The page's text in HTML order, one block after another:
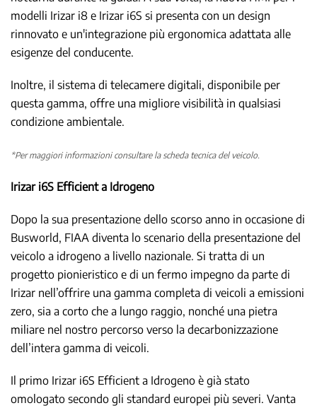
modelli Irizar i8 e Irizar i6S si presenta con un design
rinnovato e un'integrazione più ergonomica adattata alle
esigenze del conducente.
Inoltre, il sistema di telecamere digitali, disponibile per
questa gamma, offre una migliore visibilità in qualsiasi
condizione ambientale.
*Per maggiori informazioni consultare la scheda tecnica del veicolo.
Irizar i6S Efficient a Idrogeno
Dopo la sua presentazione dello scorso anno in occasione di
Busworld, FIAA diventa lo scenario della presentazione del
veicolo a idrogeno a livello nazionale. Si tratta di un
progetto pionieristico e di un fermo impegno da parte di
Irizar nell’offrire una gamma completa di veicoli a emissioni
zero, sia a corto che a lungo raggio, nonché una pietra
miliare nel nostro percorso verso la decarbonizzazione
dell’intera gamma di veicoli.
Il primo Irizar i6S Efficient a Idrogeno è già stato
omologato secondo gli standard europei più severi. Vanta